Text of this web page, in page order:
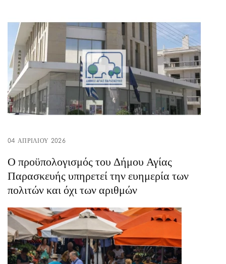
04 ΑΠΡΙΛΊΟΥ 2026
Ο προϋπολογισμός του Δήμου Αγίας
Παρασκευής υπηρετεί την ευημερία των
πολιτών και όχι των αριθμών